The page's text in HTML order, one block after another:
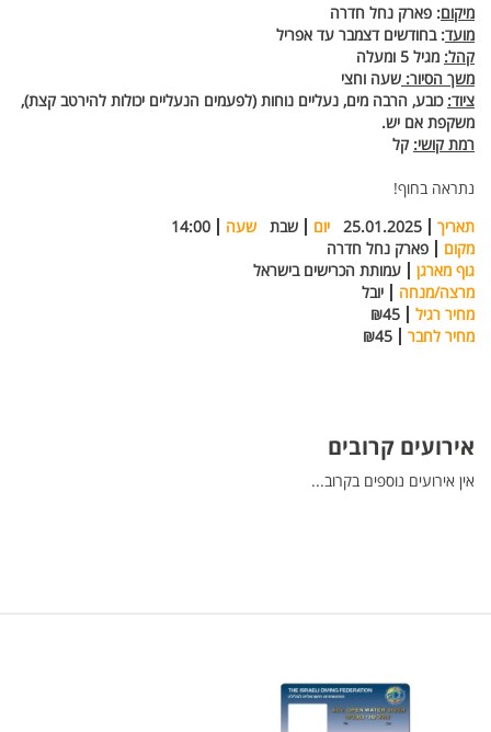
מיקום: פארק נחל חדרה
מועד: בחודשים דצמבר עד אפריל
קהל: מגיל 5 ומעלה
משך הסיור: שעה וחצי
ציוד: כובע, הרבה מים, נעליים נוחות (לפעמים הנעליים יכולות להירטב קצת),
משקפת אם יש.
רמת קושי: קל
נתראה בחוף!
תאריך
25.01.2025 יום שבת שעה
14:00
מקום
פארק נחל חדרה
גוף מארגן
עמותת הכרישים בישראל
מרצה/מנחה
יובל
מחיר רגיל
₪45
מחיר לחבר
₪45
אירועים קרובים
אין אירועים נוספים בקרוב...